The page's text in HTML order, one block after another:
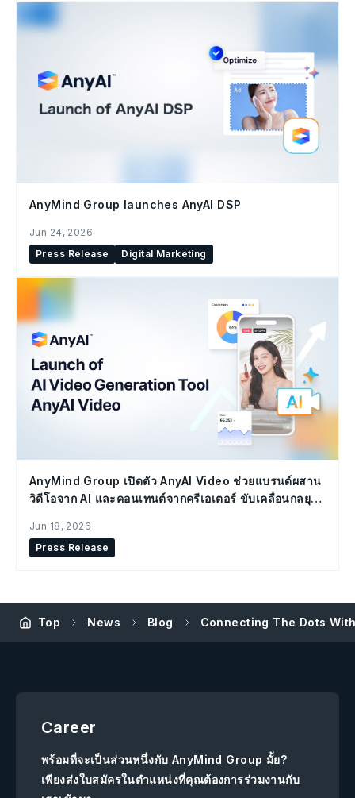
AnyMind Group launches AnyAI DSP
Jun 24, 2026
Press Release
Digital Marketing
AnyMind Group เปิดตัว AnyAI Video ช่วยแบรนด์ผสาน
วิดีโอจาก AI และคอนเทนต์จากครีเอเตอร์ ขับเคลื่อนกลยุทธ์
Jun 18, 2026
Press Release
Top News Blog Connecting The Dots
Career
พร้อมที่จะเป็นส่วนหนึ่งกับ AnyMind Group มั้ย?
เพียงส่งใบสมัครในตำแหน่งที่คุณต้องการร่วมงานกับ